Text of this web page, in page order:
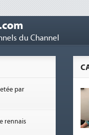
du Channel
par
rennais